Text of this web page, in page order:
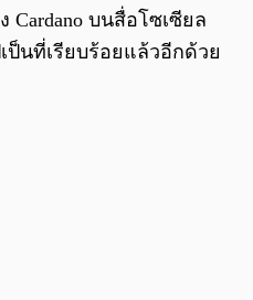
บนสื่อโซเซียล
ป็นที่เรียบร้อยแล้วอีกด้วย